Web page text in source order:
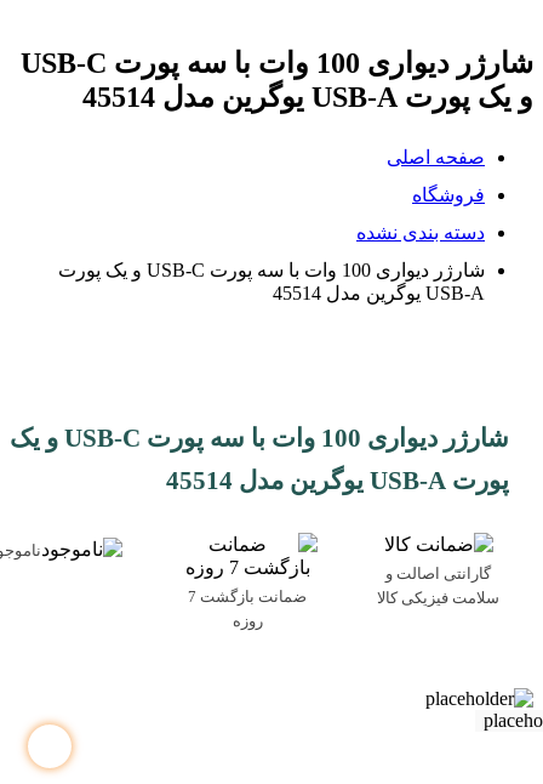
شارژر دیواری 100 وات با سه پورت USB-C
و یک پورت USB-A یوگرین مدل 45514
صفحه اصلی
فروشگاه
دسته بندی نشده
شارژر دیواری 100 وات با سه پورت USB-C و یک پورت
USB-A یوگرین مدل 45514
شارژر دیواری 100 وات با سه پورت USB-C و یک
پورت USB-A یوگرین مدل 45514
گارانتی اصالت و
سلامت فیزیکی کالا
ضمانت بازگشت 7
روزه